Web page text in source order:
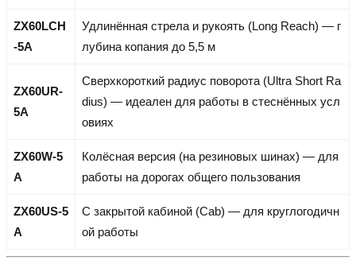
ZX60LCH
-5A
Удлинённая стрела и рукоять (Long Reach) — г
лубина копания до 5,5 м
ZX60UR-
5A
Сверхкороткий радиус поворота (Ultra Short Ra
dius) — идеален для работы в стеснённых усл
овиях
ZX60W-5
A
Колёсная версия (на резиновых шинах) — для
работы на дорогах общего пользования
ZX60US-5
A
С закрытой кабиной (Cab) — для круглогодичн
ой работы